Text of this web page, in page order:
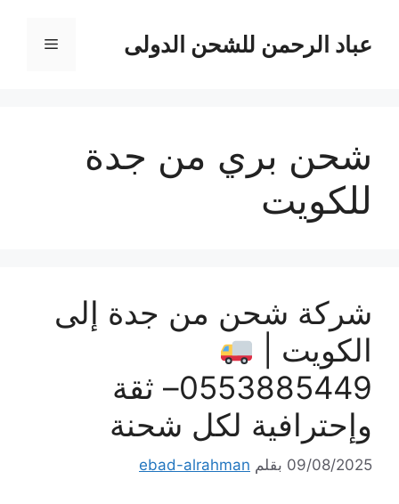
المحتوىعباد الرحمن للشحن الدولى القائمة
شحن بري من جدة
للكويت
شركة شحن من جدة إلى
الكويت |
0553885449– ثقة
وإحترافية لكل شحنة
09/08/2025 بقلم ebad-alrahman